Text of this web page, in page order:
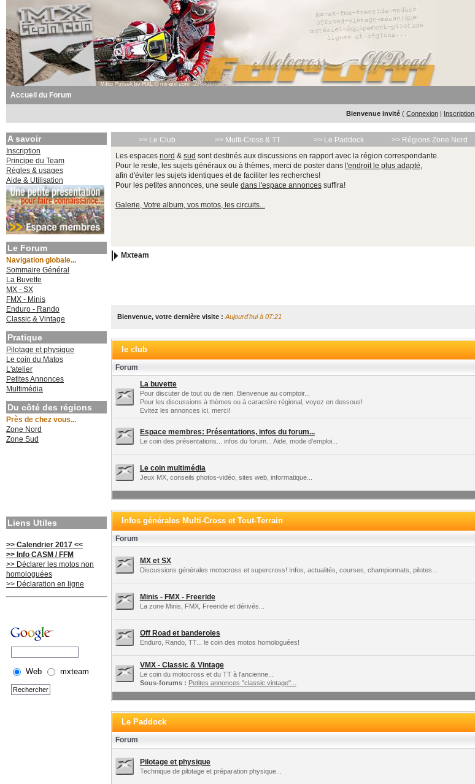
Accueil du Forum
Bienvenue invité ( Connexion | Inscription
A savoir
Inscription
Principe du Team
Règles & usages
Aide & Utilisation
Le Forum
Navigation globale...
Sommaire Général
La Buvette
MX - SX
FMX - Minis
Enduro - Rando
Classic & Vintage
Pratique
Pilotage et physique
Le coin du Matos
L'atelier
Petites Annonces
Multimédia
Du côté des régions
Près de chez vous...
Zone Nord
Zone Sud
Liens Utiles
>> Calendrier 2017 <<
>> Info CASM / FFM
>> Déclarer les motos non
homologuées
>> Déclaration en ligne
Web mxteam
>> Le Club >> Multi-Cross & TT >> Le Paddock >> Régions Zone Nord
Les espaces nord & sud sont destinés aux discussions en rapport avec la région correspondante.
Pour le reste, les sujets généraux ou à thèmes, merci de poster dans l'endroit le plus adapté,
afin d'éviter les sujets identiques et de faciliter les recherches!
Pour les petites annonces, une seule dans l'espace annoncessuffira!
Galerie, Votre album, vos motos, les circuits...
Mxteam
Bienvenue, votre dernière visite : Aujourd'hui à 07:21
le club
Forum
La buvette
Pour discuter de tout ou de rien. Bienvenue au comptoir...
Pour les discussions à thèmes ou à caractère régional, voyez en dessous!
Evitez les annonces ici, merci!
Espace membres: Présentations, infos du forum...
Le coin des présentations... infos du forum... Aide, mode d'emploi...
Le coin multimédia
Jeux MX, conseils photos-vidéo, sites web, informatique...
Infos générales Multi-Cross et Tout-Terrain
Forum
MX et SX
Discussions générales motocross et supercross! Infos, actualités, courses, championnats, pilotes...
Minis - FMX - Freeride
La zone Minis, FMX, Freeride et dérivés...
Off Road et banderoles
Enduro, Rando, TT... le coin des motos homologuées!
VMX - Classic & Vintage
Le coin du motocross et du TT à l'ancienne...
Sous-forums : Petites annonces "classic vintage"...
Le Paddock
Forum
Pilotage et physique
Technique de pilotage et préparation physique...